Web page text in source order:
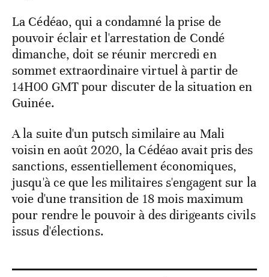
La Cédéao, qui a condamné la prise de
pouvoir éclair et l'arrestation de Condé
dimanche, doit se réunir mercredi en
sommet extraordinaire virtuel à partir de
14H00 GMT pour discuter de la situation en
Guinée.
A la suite d'un putsch similaire au Mali
voisin en août 2020, la Cédéao avait pris des
sanctions, essentiellement économiques,
jusqu'à ce que les militaires s'engagent sur la
voie d'une transition de 18 mois maximum
pour rendre le pouvoir à des dirigeants civils
issus d'élections.